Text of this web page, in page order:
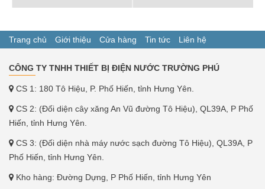
Trang chủ Giới thiệu Cửa hàng Tin tức Liên hệ
CÔNG TY TNHH THIẾT BỊ ĐIỆN NƯỚC TRƯỜNG PHÚ
CS 1: 180 Tô Hiệu, P. Phố Hiến, tỉnh Hưng Yên.
CS 2: (Đối diện cây xăng An Vũ đường Tô Hiệu), QL39A, P Phố
Hiến, tỉnh Hưng Yên.
CS 3: (Đối diện nhà máy nước sạch đường Tô Hiệu), QL39A, P
Phố Hiến, tỉnh Hưng Yên.
Kho hàng: Đường Dựng, P Phố Hiến, tỉnh Hưng Yên